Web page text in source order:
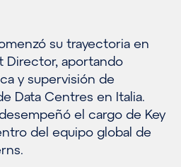
su trayectoria en
Director, aportando
y supervisión de
Data Centres en Italia.
el cargo de Key
del equipo global de